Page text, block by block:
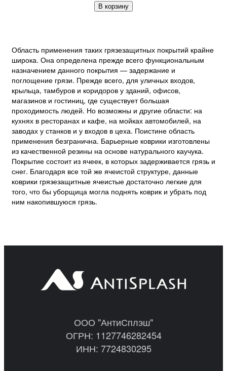
В корзину
Область применения таких грязезащитных покрытий крайне
широка. Она определена прежде всего функциональным
назначением данного покрытия — задержание и
поглощение грязи. Прежде всего, для уличных входов,
крыльца, тамбуров и коридоров у зданий, офисов,
магазинов и гостиниц, где существует большая
проходимость людей. Но возможны и другие области: на
кухнях в ресторанах и кафе, на мойках автомобилей, на
заводах у станков и у входов в цеха. Поистине область
применения безгранична. Барьерные коврики изготовлены
из качественной резины на основе натурального каучука.
Покрытие состоит из ячеек, в которых задерживается грязь и
снег. Благодаря все той же ячеистой структуре, данные
коврики грязезащитные ячеистые достаточно легкие для
того, что бы уборщица могла поднять коврик и убрать под
ним накопившуюся грязь.
ООО "АнтиСплэш"
ОГРН: 1127746282454
ИНН: 7724830295